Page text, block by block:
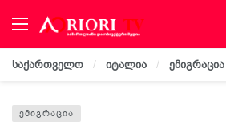
საქართველო იტალია ემიგრაცია
ᲔᲛᲘᲒᲠᲐᲪᲘᲐ